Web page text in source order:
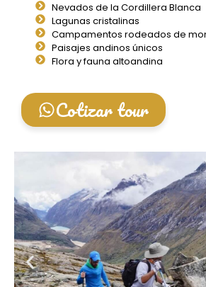
Nevados de la Cordillera Blanca
Lagunas cristalinas
Campamentos rodeados de
Paisajes andinos únicos
Flora y fauna altoandina
Cotizar tour